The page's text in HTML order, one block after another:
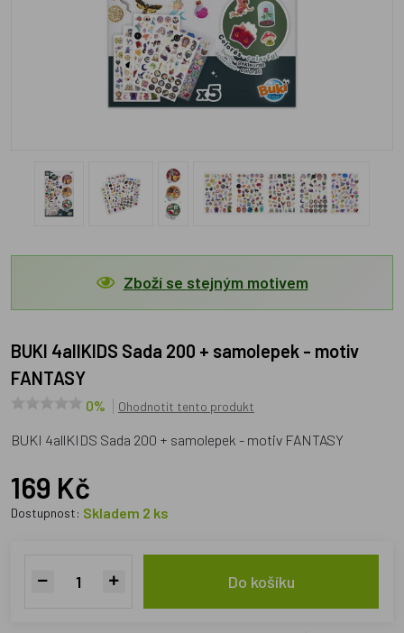
Zboží se stejným motivem
BUKI 4allKIDS Sada 200 + samolepek - motiv
FANTASY
0% Ohodnotit tento produkt
BUKI 4allKIDS Sada 200 + samolepek - motiv FANTASY
169 Kč
Dostupnost: Skladem 2 ks
Do košíku